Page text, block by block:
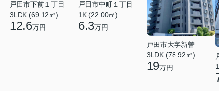
戸田市下前１丁目
3LDK (69.12㎡)
12.6万円
戸田市中町１丁目
1K (22.00㎡)
6.3万円
戸田市大字新曽
3LDK (78.92㎡)
19万円